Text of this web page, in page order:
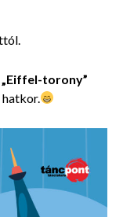
„Eiffel-torony”
hatkor.